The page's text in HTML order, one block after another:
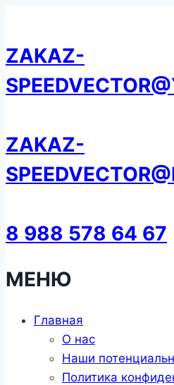
содержанию
ZAKAZ-
ZAKAZ-
8 988 578 64 67
МЕНЮ
Главная
О нас
Наши
Политика